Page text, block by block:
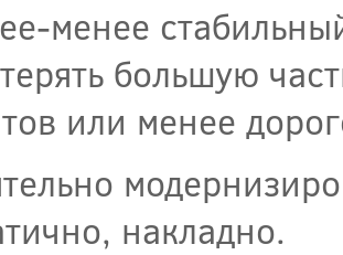
менее
большую
или менее
накладно.